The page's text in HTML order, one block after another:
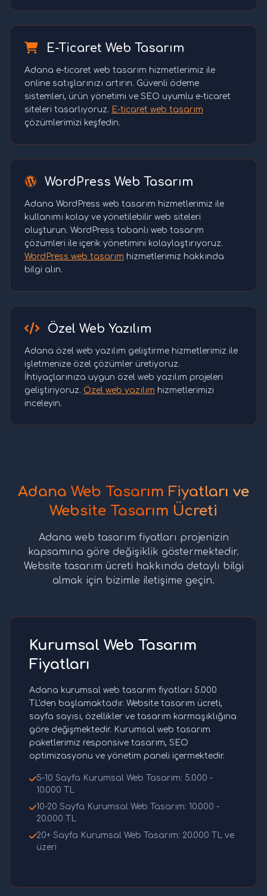
E-Ticaret Web Tasarım
Adana e-ticaret web tasarım hizmetlerimiz ile
online satışlarınızı artırın. Güvenli ödeme
sistemleri, ürün yönetimi ve SEO uyumlu e-ticaret
siteleri tasarlıyoruz. E-ticaret web tasarım
çözümlerimizi keşfedin.
WordPress Web Tasarım
Adana WordPress web tasarım hizmetlerimiz ile
kullanımı kolay ve yönetilebilir web siteleri
oluşturun. WordPress tabanlı web tasarım
çözümleri ile içerik yönetimini kolaylaştırıyoruz.
WordPress web tasarım hizmetlerimiz hakkında
bilgi alın.
Özel Web Yazılım
Adana özel web yazılım geliştirme hizmetlerimiz ile
işletmenize özel çözümler üretiyoruz.
İhtiyaçlarınıza uygun özel web yazılım projeleri
geliştiriyoruz. Özel web yazılım hizmetlerimizi
inceleyin.
Adana Web Tasarım Fiyatları ve
Website Tasarım Ücreti
Adana web tasarım fiyatları projenizin
kapsamına göre değişiklik göstermektedir.
Website tasarım ücreti hakkında detaylı bilgi
almak için bizimle iletişime geçin.
Kurumsal Web Tasarım
Fiyatları
Adana kurumsal web tasarım fiyatları 5.000
TL'den başlamaktadır. Website tasarım ücreti,
sayfa sayısı, özellikler ve tasarım karmaşıklığına
göre değişmektedir. Kurumsal web tasarım
paketlerimiz responsive tasarım, SEO
optimizasyonu ve yönetim paneli içermektedir.
5-10 Sayfa Kurumsal Web Tasarım: 5.000 -
10.000 TL
10-20 Sayfa Kurumsal Web Tasarım: 10.000 -
20.000 TL
20+ Sayfa Kurumsal Web Tasarım: 20.000 TL ve
üzeri